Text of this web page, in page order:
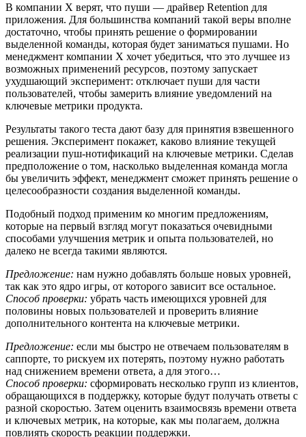
В компании X верят, что пуши — драйвер Retention для
приложения. Для большинства компаний такой веры вполне
достаточно, чтобы принять решение о формировании
выделенной команды, которая будет заниматься пушами. Но
менеджмент компании X хочет убедиться, что это лучшее из
возможных применений ресурсов, поэтому запускает
ухудшающий эксперимент: отключает пуши для части
пользователей, чтобы замерить влияние уведомлений на
ключевые метрики продукта.
Результаты такого теста дают базу для принятия взвешенного
решения. Эксперимент покажет, каково влияние текущей
реализации пуш-нотификаций на ключевые метрики. Сделав
предположение о том, насколько выделенная команда могла
бы увеличить эффект, менеджмент сможет принять решение о
целесообразности создания выделенной команды.
Подобный подход применим ко многим предложениям,
которые на первый взгляд могут показаться очевидными
способами улучшения метрик и опыта пользователей, но
далеко не всегда такими являются.
Предложение: нам нужно добавлять больше новых уровней,
так как это ядро игры, от которого зависит все остальное.
Способ проверки: убрать часть имеющихся уровней для
половины новых пользователей и проверить влияние
дополнительного контента на ключевые метрики.
Предложение: если мы быстро не отвечаем пользователям в
саппорте, то рискуем их потерять, поэтому нужно работать
над снижением времени ответа, а для этого…
Способ проверки: сформировать несколько групп из клиентов,
обращающихся в поддержку, которые будут получать ответы с
разной скоростью. Затем оценить взаимосвязь времени ответа
и ключевых метрик, на которые, как мы полагаем, должна
повлиять скорость реакции поддержки.